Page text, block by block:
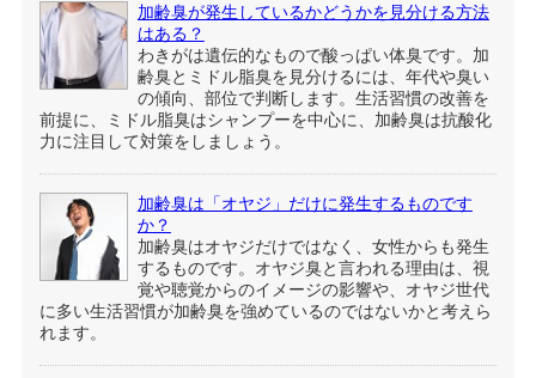
加齢臭が発生しているかどうかを見分ける方法
はある？
わきがは遺伝的なもので酸っぱい体臭です。加
齢臭とミドル脂臭を見分けるには、年代や臭い
の傾向、部位で判断します。生活習慣の改善を
前提に、ミドル脂臭はシャンプーを中心に、加齢臭は抗酸化
力に注目して対策をしましょう。
加齢臭は「オヤジ」だけに発生するものです
か？
加齢臭はオヤジだけではなく、女性からも発生
するものです。オヤジ臭と言われる理由は、視
覚や聴覚からのイメージの影響や、オヤジ世代
に多い生活習慣が加齢臭を強めているのではないかと考えら
れます。